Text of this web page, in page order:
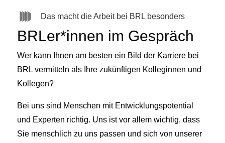
Das macht die Arbeit bei BRL besonders
BRLer*innen im Gespräch
Wer kann Ihnen am besten ein Bild der Karriere bei
BRL vermitteln als Ihre zukünftigen Kolleginnen und
Kollegen?
Bei uns sind Menschen mit Entwicklungspotential
und Experten richtig. Uns ist vor allem wichtig, dass
Sie menschlich zu uns passen und sich von unserer